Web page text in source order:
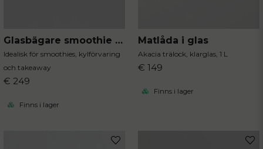
Glasbägare smoothie 2-pack
Idealisk för smoothies, kylförvaring
och takeaway
€ 249
Finns i lager
Matlåda i glas
Akacia trälock, klarglas, 1 L
€ 149
Finns i lager